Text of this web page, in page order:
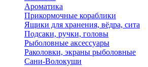
Ароматика
Прикормочные кораблики
Ящики для хранения, вёдра, сита
Подсаки, ручки, головы
Рыболовные аксессуары
Раколовки, экраны рыболовные
Сани-Волокуши